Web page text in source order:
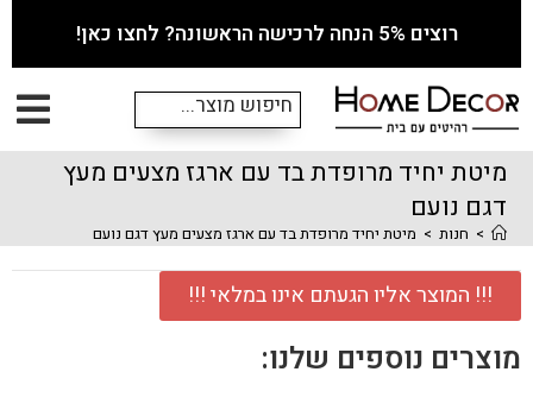
רוצים 5% הנחה לרכישה הראשונה? לחצו כאן!
מיטת יחיד מרופדת בד עם ארגז מצעים מעץ
דגם נועם
> חנות > מיטת יחיד מרופדת בד עם ארגז מצעים מעץ דגם נועם
!!! המוצר אליו הגעתם אינו במלאי !!!
מוצרים נוספים שלנו: